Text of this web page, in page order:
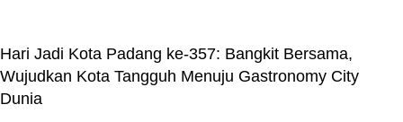
Hari Jadi Kota Padang ke-357: Bangkit Bersama,
Wujudkan Kota Tangguh Menuju Gastronomy City
Dunia